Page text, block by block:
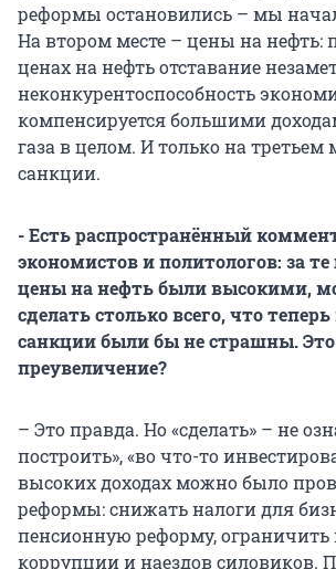
реформы остановились – мы
На втором месте – цены на нефть:
ценах на нефть отставание
неконкурентоспособность
компенсируется большими
газа в целом. И только на третьем
санкции.
- Есть распространённый
экономистов и политологов: за
цены на нефть были высокими,
сделать столько всего, что
санкции были бы не страшны.
преувеличение?
– Это правда. Но «сделать» – не
построить», «во что-то
высоких доходах можно было
реформы: снижать налоги для
пенсионную реформу,
коррупции и наездов силовиков.